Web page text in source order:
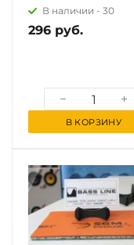
В наличии - 30
296 руб.
В КОРЗИНУ